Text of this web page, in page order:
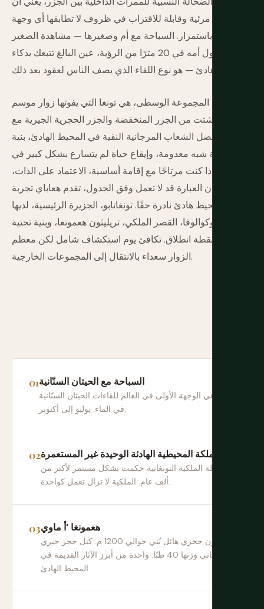
الحيتان مرئية وقابلة للاقتراب في ظروف لا تطابقها أي وجهة
أخرى باستمرار. السباحة مع أم وصغيرها — مشاهدة الصغير
يدور حول أمه في 20 مترًا من الرؤية، عين البالغ تتبعك بذكاء
هعاباي، المجموعة الوسطى، هي تونغا التي يفوتها زوار موسم
الحيتان. تشتت من الجزر المنخفضة والجزر الحجرية الجيرية مع
بعض أفضل الشعاب المرجانية النقية في المحيط الهادئ، بنية
سياحية شبه معدومة، وإيقاع حياة لم يتسارع بشكل كبير في
جيل. إذا كنت مرتاحًا مع إقامة أساسية، الاعتماد على الذات،
والواقع أن العبارة قد لا تعمل وفق الجدول، تقدم هعاباي تجربة
محيط هادئ نادرة حقًا. تونغاتابو، الجزيرة الرئيسية، لديها
العاصمة نوكوالوفا، القصر الملكي، تريليثون هعمونغا، وبنية تحتية
جيدة كنقطة انطلاق. تكافئ يوم استكشاف شامل لكن معظم
الزوار سعداء بالانتقال إلى المجموعات الخارجية.
السباحة مع الحيتان السنّانية
فافاو هي الوجهة الأولى في العالم للقاءات الحيتان السنّانية
في الماء. يوليو إلى أكتوبر.
المملكة المحيطية الهادئة الوحيدة غير المستعمرة
عائلة الملكية التونغانية حكمت بشكل مستمر لأكثر من
ألف عام. الملكية لا تزال تعمل كواحدة.
هعمونغا 'أ ماوي
تريليثون حجري هائل بُني حوالي 1200 م. كتل حجر جيري
مرجاني وزنها 40 طنًا. واحدة من أبرز الآثار القديمة في
المحيط الهادئ.